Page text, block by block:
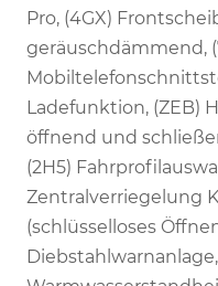
Pro, (4GX)
geräuschdämmend,
Ladefunktion, (ZEB)
öffnend und
(2H5)
Zentralverriegelung
(schlüsselloses
Diebstahlwarnanlage,